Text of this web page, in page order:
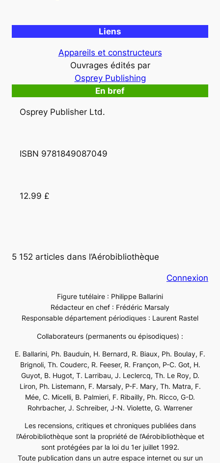
Liens
Appareils et constructeurs
Ouvrages édités par
Osprey Publishing
En bref
Osprey Publisher Ltd.
ISBN 9781849087049
12.99 £
5 152 articles dans l’Aérobibliothèque
Connexion
Figure tutélaire : Philippe Ballarini
Rédacteur en chef : Frédéric Marsaly
Responsable département périodiques : Laurent Rastel
Collaborateurs (permanents ou épisodiques) :
E. Ballarini, Ph. Bauduin, H. Bernard, R. Biaux, Ph. Boulay, F.
Brignoli, Th. Couderc, R. Feeser, R. Françon, P-C. Got, H.
Guyot, B. Hugot, T. Larribau, J. Leclercq, Th. Le Roy, D.
Liron, Ph. Listemann, F. Marsaly, P-F. Mary, Th. Matra, F.
Mée, C. Micelli, B. Palmieri, F. Ribailly, Ph. Ricco, G-D.
Rohrbacher, J. Schreiber, J-N. Violette, G. Warrener
Les recensions, critiques et chroniques publiées dans
l’Aérobibliothèque sont la propriété de l’Aérobibliothèque et
sont protégées par la loi du 1er juillet 1992.
Toute publication dans un autre espace internet ou sur un